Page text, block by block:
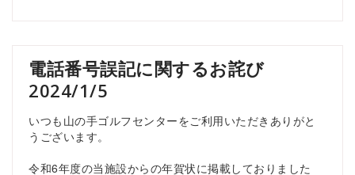
電話番号誤記に関するお詫び
2024/1/5
いつも山の手ゴルフセンターをご利用いただきありがと
うございます。
令和6年度の当施設からの年賀状に掲載しておりました